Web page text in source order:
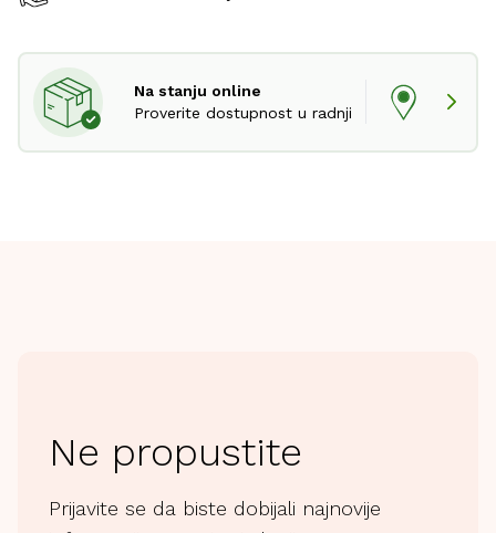
Na stanju online
Proverite dostupnost u radnji
Ne propustite
Prijavite se da biste dobijali najnovije